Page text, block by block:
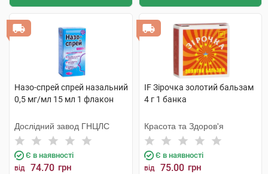
Назо-спрей спрей назальний
0,5 мг/мл 15 мл 1 флакон
Дослідний завод ГНЦЛС
Є в наявності
від 74.70 грн
IF Зірочка золотий бальзам
4 г 1 банка
Красота та Здоров'я
Є в наявності
від 75.00 грн